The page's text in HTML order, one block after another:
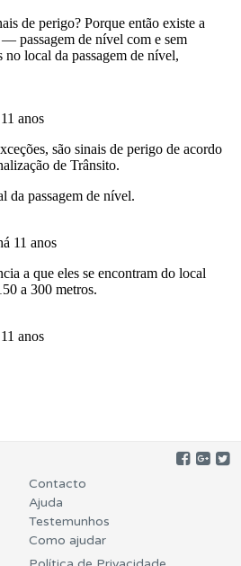
Contacto
Ajuda
Testemunhos
Como ajudar